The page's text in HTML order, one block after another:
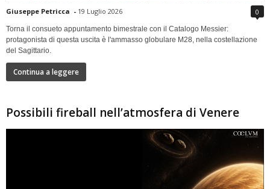
Giuseppe Petricca - 19 Luglio 2026 0
Torna il consueto appuntamento bimestrale con il Catalogo Messier:
protagonista di questa uscita è l'ammasso globulare M28, nella costellazione
del Sagittario.
Continua a leggere
Possibili fireball nell’atmosfera di Venere